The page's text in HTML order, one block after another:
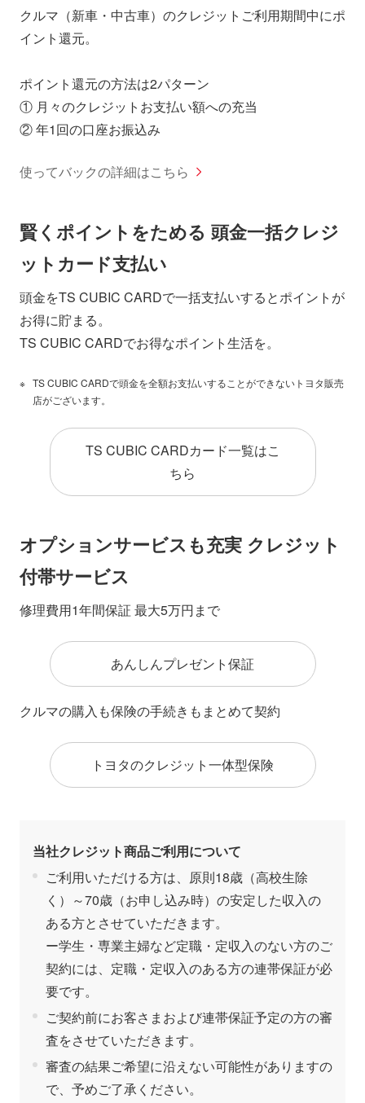
クルマ（新車・中古車）のクレジットご利用期間中にポ
イント還元。
ポイント還元の方法は2パターン
① 月々のクレジットお支払い額への充当
② 年1回の口座お振込み
使ってバックの詳細はこちら
賢くポイントをためる 頭金一括クレジ
ットカード支払い
頭金をTS CUBIC CARDで一括支払いするとポイントが
お得に貯まる。
TS CUBIC CARDでお得なポイント生活を。
TS CUBIC CARDで頭金を全額お支払いすることができないトヨタ販売
店がございます。
TS CUBIC CARDカード一覧はこ
ちら
オプションサービスも充実 クレジット
付帯サービス
修理費用1年間保証 最大5万円まで
あんしんプレゼント保証
クルマの購入も保険の手続きもまとめて契約
トヨタのクレジット一体型保険
当社クレジット商品ご利用について
ご利用いただける方は、原則18歳（高校生除
く）～70歳（お申し込み時）の安定した収入の
ある方とさせていただきます。
ー学生・専業主婦など定職・定収入のない方のご
契約には、定職・定収入のある方の連帯保証が必
要です。
ご契約前にお客さまおよび連帯保証予定の方の審
査をさせていただきます。
審査の結果ご希望に沿えない可能性がありますの
で、予めご了承ください。